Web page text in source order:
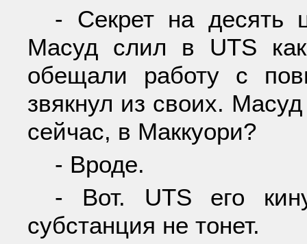
- Секрет на десять
Масуд слил в UTS
обещали работу с
звякнул из своих.
сейчас, в Маккуори?
- Вроде.
- Вот. UTS его
субстанция не тонет.